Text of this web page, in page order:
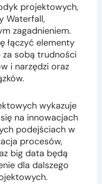
projektowych,
Waterfall,
zagadnieniem.
łączyć elementy
sobą trudności
i narzędzi oraz
wykazuje
na innowacjach
podejściach w
procesów,
big data będą
dla dalszego